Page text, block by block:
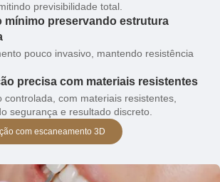
previsibilidade total.
mínimo preservando estrutura
pouco invasivo, mantendo resistência
precisa com materiais resistentes
controlada, com materiais resistentes,
segurança e resultado discreto.
com escaneamento 3D